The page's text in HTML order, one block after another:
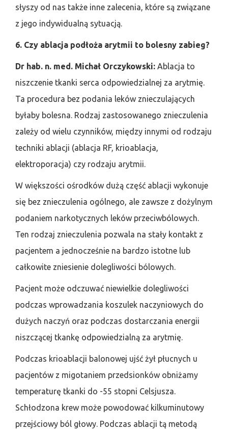
słyszy od nas także inne zalecenia, które są związane
z jego indywidualną sytuacją.
6. Czy ablacja podłoża arytmii to bolesny zabieg?
Dr hab. n. med. Michał Orczykowski: Ablacja to
niszczenie tkanki serca odpowiedzialnej za arytmię.
Ta procedura bez podania leków znieczulających
byłaby bolesna. Rodzaj zastosowanego znieczulenia
zależy od wielu czynników, między innymi od rodzaju
techniki ablacji (ablacja RF, krioablacja,
elektroporacja) czy rodzaju arytmii.
W większości ośrodków dużą część ablacji wykonuje
się bez znieczulenia ogólnego, ale zawsze z dożylnym
podaniem narkotycznych leków przeciwbólowych.
Ten rodzaj znieczulenia pozwala na stały kontakt z
pacjentem a jednocześnie na bardzo istotne lub
całkowite zniesienie dolegliwości bólowych.
Pacjent może odczuwać niewielkie dolegliwości
podczas wprowadzania koszulek naczyniowych do
dużych naczyń oraz podczas dostarczania energii
niszczącej tkankę odpowiedzialną za arytmię.
Podczas krioablacji balonowej ujść żył płucnych u
pacjentów z migotaniem przedsionków obniżamy
temperaturę tkanki do -55 stopni Celsjusza.
Schłodzona krew może powodować kilkuminutowy
przejściowy ból głowy. Podczas ablacji tą metodą